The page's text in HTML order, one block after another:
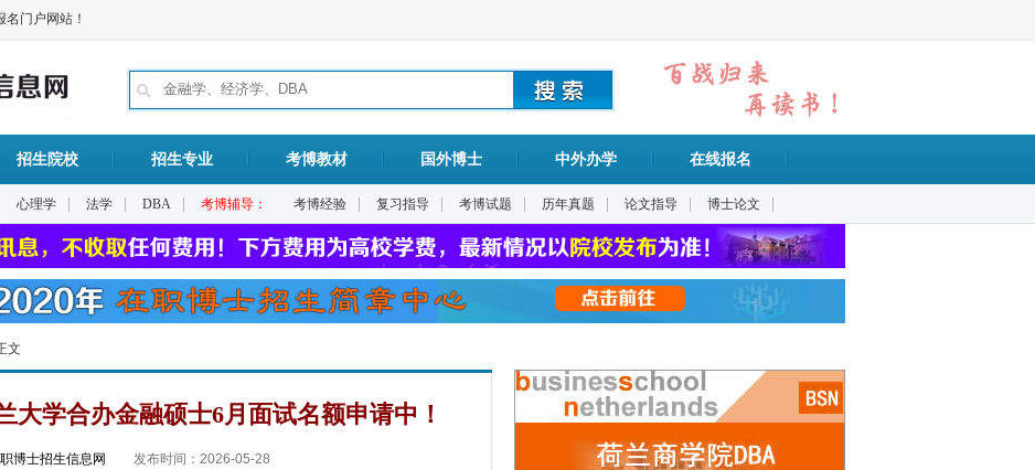
门户网站！
心理学 法学 DBA 考博辅导： 考博经验 复习指导 考博试题 历年真题 论文指导 博士论文
招生院校 招生专业 考博教材 国外博士 中外办学 在线报名
文
大学合办金融硕士6月面试名额申请中！
博士招生信息网 发布时间：2026-05-28